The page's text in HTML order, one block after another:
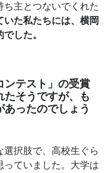
主とつないでくれた
いた私たちには、横岡
した。
テスト」の受賞
たそうですが、も
あったのでしょう
択肢で、高校生ぐら
っていました。大学は